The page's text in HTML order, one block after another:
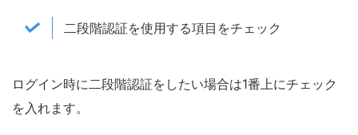
二段階認証を使用する項目をチェック
ログイン時に二段階認証をしたい場合は1番上にチェック
を入れます。